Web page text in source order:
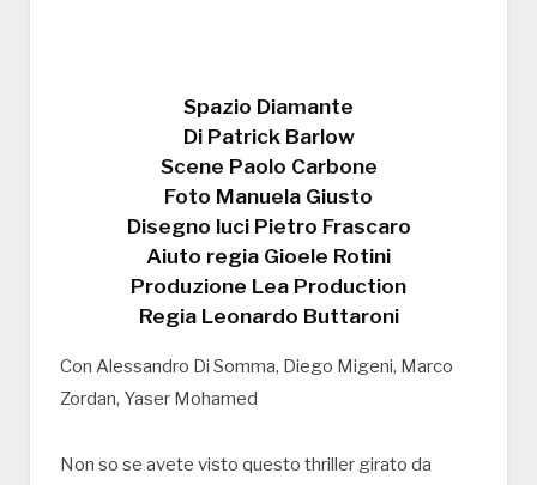
Spazio Diamante
Di Patrick Barlow
Scene Paolo Carbone
Foto Manuela Giusto
Disegno luci Pietro Frascaro
Aiuto regia Gioele Rotini
Produzione Lea Production
Regia Leonardo Buttaroni
Con Alessandro Di Somma, Diego Migeni, Marco
Zordan, Yaser Mohamed
Non so se avete visto questo thriller girato da